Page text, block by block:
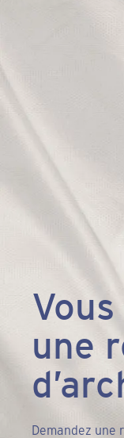
une
Demandez une